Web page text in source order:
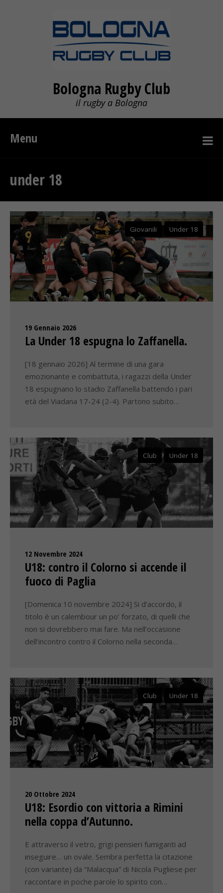
Bologna Rugby Club
il rugby a Bologna
Menu
under 18
Giovanili Under 18
19 Gennaio 2026
La Under 18 espugna lo Zaffanella.
[18 gennaio 2026] Al termine di una gara
emozionante e combattuta, i ragazzi della Under
18 espugnano lo stadio Zaffanella battendo i pari
età del Viadana 17-24 (2-4). Partono subito…
Club Under 18
12 Novembre 2024
U18: contro il Colorno si accende il
fuoco di Paglia
[Domenica 10 novembre 2024] Si d’accordo, il
titolo è un calembour un po’ forzato, di quelli che
non si dovrebbero mai fare. Ma nell’occasione
dell’incontro contro il Colorno nella seconda…
Club Under 18
20 Ottobre 2024
U18: Esordio con vittoria a Rimini
nella coppa d’Autunno.
E attraverso il vetro, grigi pensieri fumiganti ad
inseguire… un ovale. Sembra perfetta la citazione
(con variante) da “Malacqua” di Nicola Pugliese per
raccontare in poche parole lo spirito con…